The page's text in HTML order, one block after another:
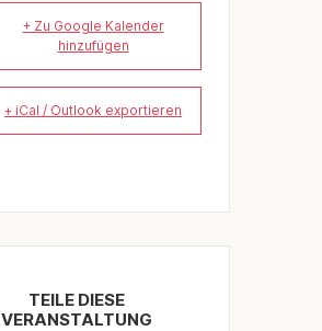
+ Zu Google Kalender
hinzufügen
+ iCal / Outlook exportieren
TEILE DIESE
VERANSTALTUNG